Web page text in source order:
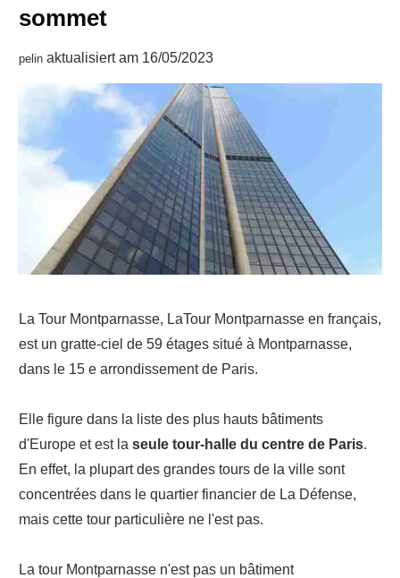
sommet
pelin aktualisiert am 16/05/2023
La Tour Montparnasse, LaTour Montparnasse en français,
est un gratte-ciel de 59 étages situé à Montparnasse,
dans le 15 e arrondissement de Paris.
Elle figure dans la liste des plus hauts bâtiments
d'Europe et est la seule tour-halle du centre de Paris.
En effet, la plupart des grandes tours de la ville sont
concentrées dans le quartier financier de La Défense,
mais cette tour particulière ne l'est pas.
La tour Montparnasse n'est pas un bâtiment